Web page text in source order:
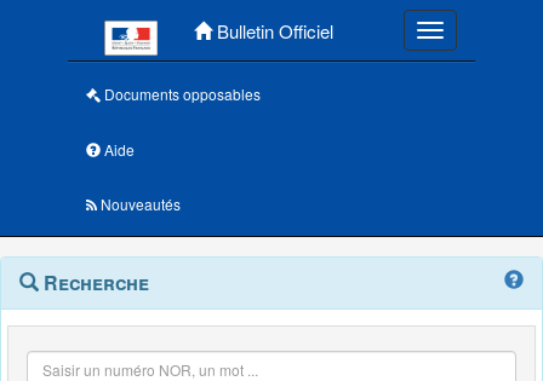
Bulletin Officiel Toggle
Documents opposables
Aide
Nouveautés
Navigation
outils
Menu
contextuel
Recherche